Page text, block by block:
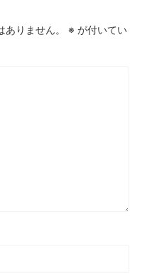
りません。 ※ が付いてい